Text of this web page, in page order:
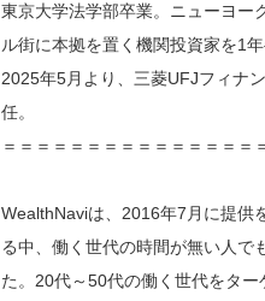
東京大学法学部卒業。ニューヨー
ル街に本拠を置く機関投資家を1
2025年5月より、三菱UFJフィナ
任。
＝＝＝＝＝＝＝＝＝＝＝＝＝＝＝
WealthNaviは、2016年7月に提供
る中、働く世代の時間が無い人で
た。20代～50代の働く世代をタ